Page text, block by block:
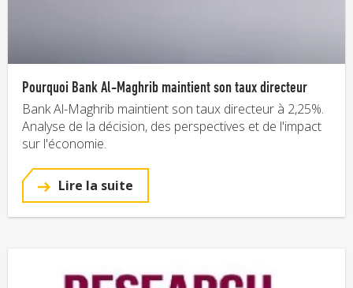
Pourquoi Bank Al-Maghrib maintient son taux directeur
Bank Al-Maghrib maintient son taux directeur à 2,25%.
Analyse de la décision, des perspectives et de l'impact
sur l'économie.
Lire la suite